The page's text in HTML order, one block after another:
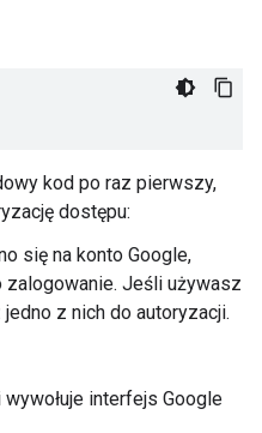
kod po raz pierwszy,
dostępu:
się na konto Google,
zalogowanie. Jeśli używasz
z nich do autoryzacji.
interfejs Google